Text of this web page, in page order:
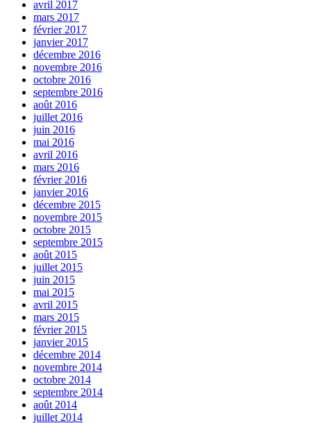
avril 2017
mars 2017
février 2017
janvier 2017
décembre 2016
novembre 2016
octobre 2016
septembre 2016
août 2016
juillet 2016
juin 2016
mai 2016
avril 2016
mars 2016
février 2016
janvier 2016
décembre 2015
novembre 2015
octobre 2015
septembre 2015
août 2015
juillet 2015
juin 2015
mai 2015
avril 2015
mars 2015
février 2015
janvier 2015
décembre 2014
novembre 2014
octobre 2014
septembre 2014
août 2014
juillet 2014